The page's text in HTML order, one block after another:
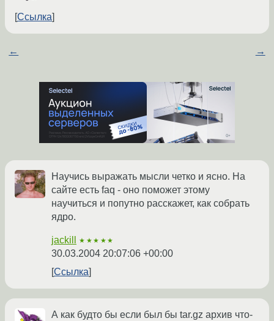
Ссылка
← →
Научись выражать мысли четко и ясно. На
сайте есть faq - оно поможет этому
научиться и попутно расскажет, как собрать
ядро.
jackill ★★★★★
30.03.2004 20:07:06 +00:00
Ссылка
А как будто бы если был бы tar.gz архив что-